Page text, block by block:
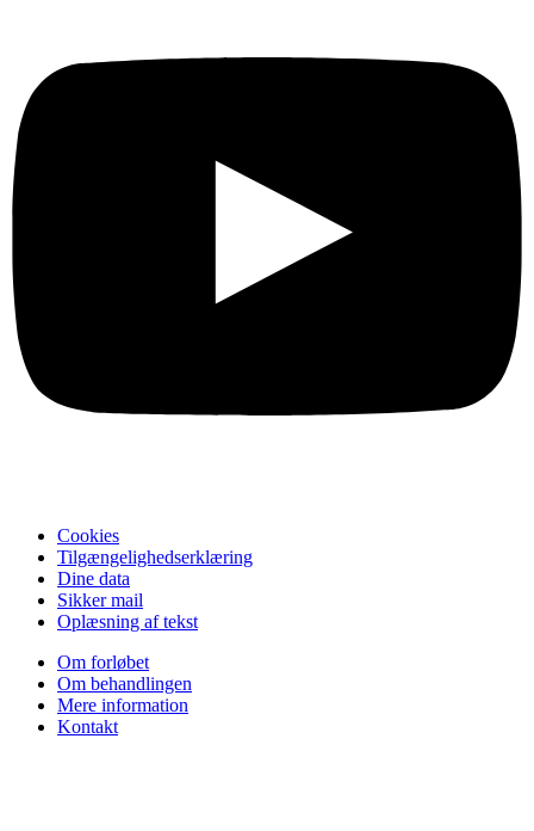
Cookies
Tilgængelighedserklæring
Dine data
Sikker mail
Oplæsning af tekst
Om forløbet
Om behandlingen
Mere information
Kontakt